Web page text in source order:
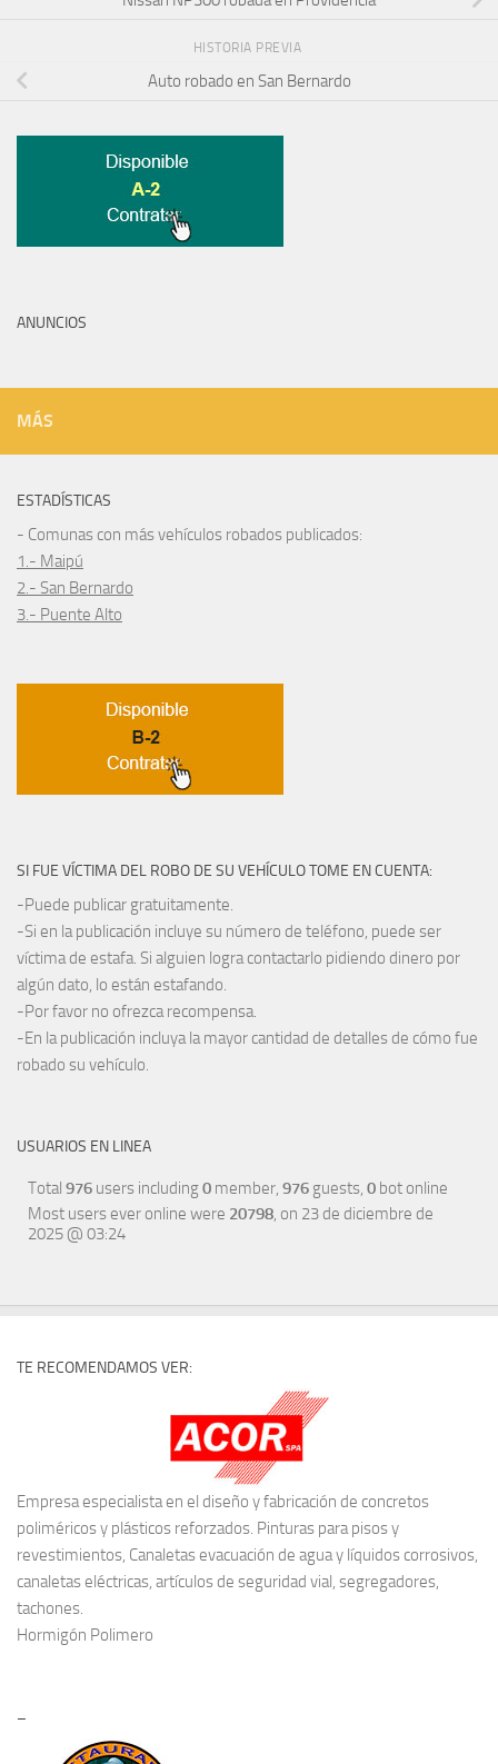
HISTORIA PREVIA
Auto robado en San Bernardo
ANUNCIOS
MÁS
ESTADÍSTICAS
- Comunas con más vehículos robados publicados:
1.- Maipú
2.- San Bernardo
3.- Puente Alto
SI FUE VÍCTIMA DEL ROBO DE SU VEHÍCULO TOME EN CUENTA:
-Puede publicar gratuitamente.
-Si en la publicación incluye su número de teléfono, puede ser
víctima de estafa. Si alguien logra contactarlo pidiendo dinero por
algún dato, lo están estafando.
-Por favor no ofrezca recompensa.
-En la publicación incluya la mayor cantidad de detalles de cómo fue
robado su vehículo.
USUARIOS EN LINEA
Total 976 users including0 member, 976 guests, 0 bot online
Most users ever online were 20798, on 23 de diciembre de
2025 @ 03:24
TE RECOMENDAMOS VER:
Empresa especialista en el diseño y fabricación de concretos
poliméricos y plásticos reforzados. Pinturas para pisos y
revestimientos, Canaletas evacuación de agua y líquidos corrosivos,
canaletas eléctricas, artículos de seguridad vial, segregadores,
tachones.
Hormigón Polimero
–